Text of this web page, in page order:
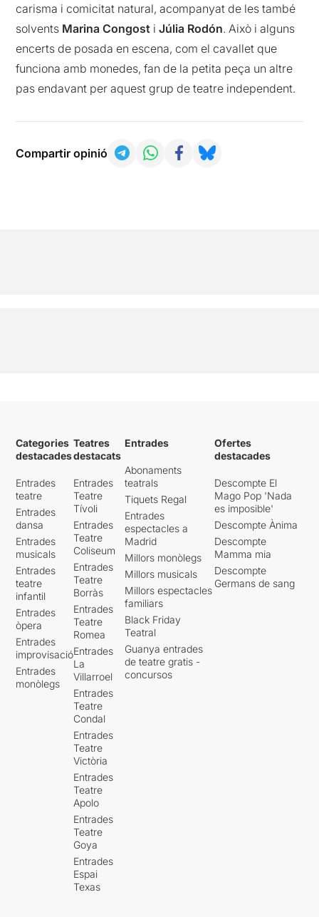
carisma i comicitat natural, acompanyat de les també
solvents Marina Congost iJúlia Rodón. Això i alguns
encerts de posada en escena, com el cavallet que
funciona amb monedes, fan de la petita peça un altre
pas endavant per aquest grup de teatre independent.
Compartir opinió
Categories
destacades
Entrades
teatre
Entrades
dansa
Entrades
musicals
Entrades
teatre
infantil
Entrades
òpera
Entrades
improvisació
Entrades
monòlegs
Teatres
destacats
Entrades
Teatre
Tívoli
Entrades
Teatre
Coliseum
Entrades
Teatre
Borràs
Entrades
Teatre
Romea
Entrades
La
Villarroel
Entrades
Teatre
Condal
Entrades
Teatre
Victòria
Entrades
Teatre
Apolo
Entrades
Teatre
Goya
Entrades
Espai
Texas
Entrades
Abonaments
teatrals
Tiquets Regal
Entrades
espectacles a
Madrid
Millors monòlegs
Millors musicals
Millors espectacles
familiars
Black Friday
Teatral
Guanya entrades
de teatre gratis -
concursos
Ofertes
destacades
Descompte El
Mago Pop 'Nada
es imposible'
Descompte Ànima
Descompte
Mamma mia
Descompte
Germans de sang